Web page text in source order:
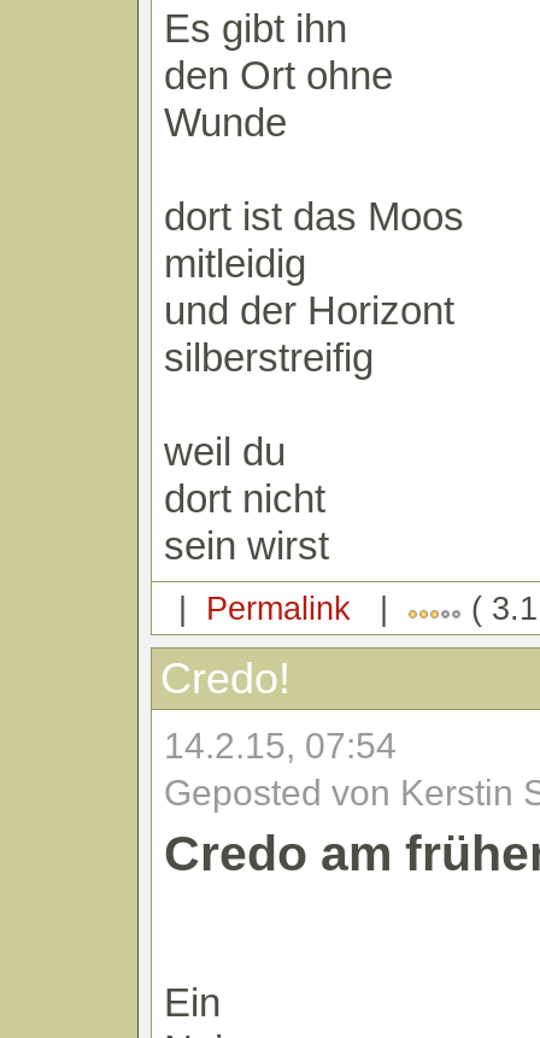
Es gibt ihn
den Ort ohne
Wunde
dort ist das Moos
mitleidig
und der Horizont
silberstreifig
weil du
dort nicht
sein wirst
| Permalink | (
Credo!
14.2.15, 07:54
Geposted von Kerstin
Credo am
Ein